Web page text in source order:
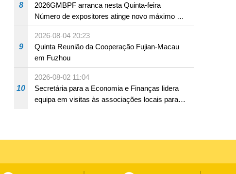
8
2026GMBPF arranca nesta Quinta-feira
Número de expositores atinge novo máximo em
18 anos
9
2026-08-04 20:23
Quinta Reunião da Cooperação Fujian-Macau
em Fuzhou
10
2026-08-02 11:04
Secretária para a Economia e Finanças lidera
equipa em visitas às associações locais para
consolidar consensos e promover os trabalhos